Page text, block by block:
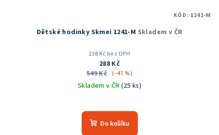
Dětské hodinky Skmei 1241-M Skladem v ČR
238 Kč bez DPH
288 Kč
549 Kč (–47 %)
Skladem v ČR(25 ks)
hodnocení
produktu
Do košíku
KÓD: 1241-M